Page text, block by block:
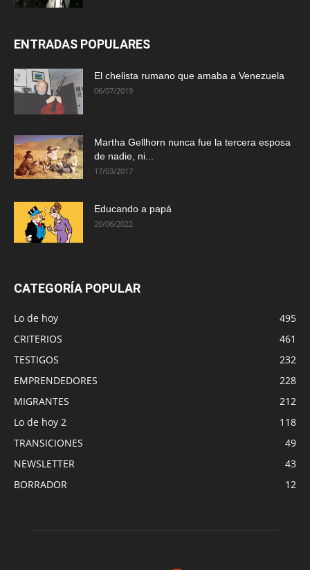
ENTRADAS POPULARES
El chelista rumano que amaba a Venezuela
06/07/2019
Martha Gellhorn nunca fue la tercera esposa
de nadie, ni...
17/03/2017
Educando a papá
20/06/2022
CATEGORÍA POPULAR
Lo de hoy
495
CRITERIOS
461
TESTIGOS
232
EMPRENDEDORES
228
MIGRANTES
212
Lo de hoy 2
118
TRANSICIONES
49
NEWSLETTER
43
BORRADOR
12